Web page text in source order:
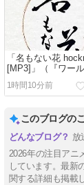
「名もない花
[MP3]」（『ワー
ダンシング』エン
テーマ）
1時間10分前
このブログの
放
2026年の注目アニ
しています。最新
関する詳細も掲載